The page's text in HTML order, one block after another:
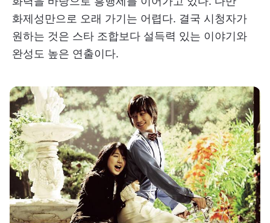
화제성만으로 오래 가기는 어렵다. 결국 시청자가
원하는 것은 스타 조합보다 설득력 있는 이야기와
완성도 높은 연출이다.